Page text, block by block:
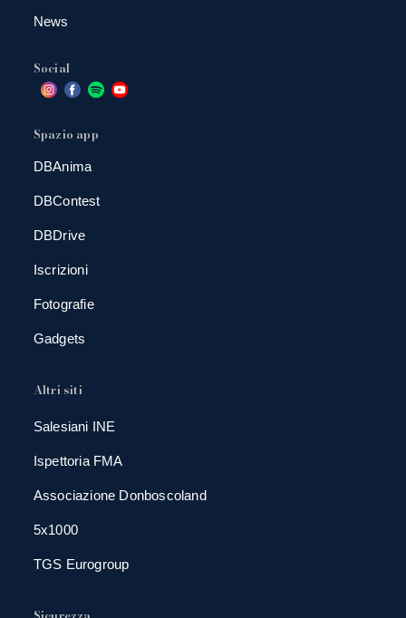
News
Social
Spazio app
DBAnima
DBContest
DBDrive
Iscrizioni
Fotografie
Gadgets
Altri siti
Salesiani INE
Ispettoria FMA
Associazione Donboscoland
5x1000
TGS Eurogroup